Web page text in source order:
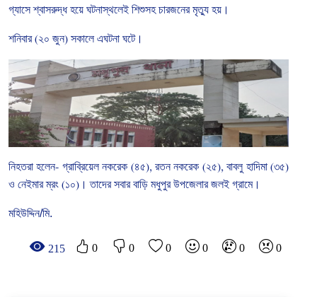
গ্যাসে শ্বাসরুদ্ধ হয়ে ঘটনাস্থলেই শিশুসহ চারজনের মৃত্যু হয়।
শনিবার(২০ জুন) সকালে এঘটনা ঘটে।
নিহতরা হলেন- গ্রাব্রিয়েল নকরেক (৪৫),রতন নকরেক (২৫),বাবলু হাদিমা(৩৫)
ও নেইমার ম্রং (১০) । তাদের সবার বাড়ি মধুপুর উপজেলার জলই গ্রামে।
মহিউদ্দিন/মি.
215 0 0 0 0 0 0